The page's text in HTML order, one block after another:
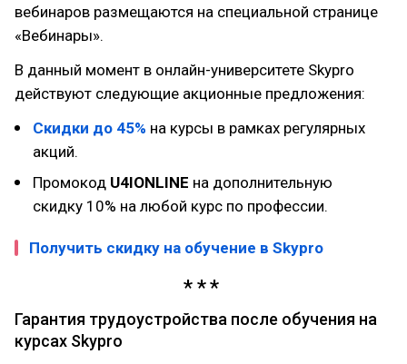
вебинаров размещаются на специальной странице
«Вебинары».
В данный момент в онлайн-университете Skypro
действуют следующие акционные предложения:
Скидки до 45% на курсы в рамках регулярных
акций.
Промокод U4IONLINE на дополнительную
скидку 10% на любой курс по профессии.
Получить скидку на обучение в Skypro
Гарантия трудоустройства после обучения на
курсах Skypro